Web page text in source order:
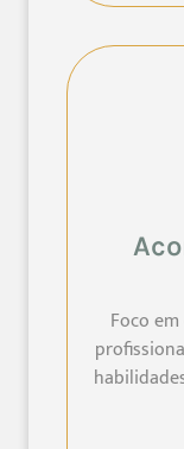
Foco